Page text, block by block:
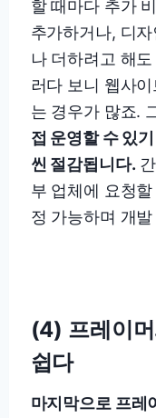
할 때마다 추가
추가하거나, 디
나 더하려고 해
러다 보니 웹사
는 경우가 많죠.
접 운영할 수 있
씬 절감됩니다.
부 업체에 요청
정 가능하며 개
(4) 프레이
쉽다
마지막으로 프레